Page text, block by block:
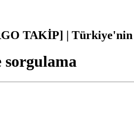
TAKİP] |